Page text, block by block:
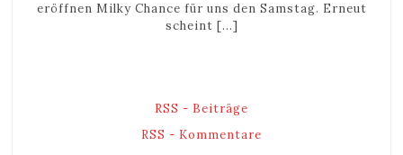
eröffnen Milky Chance für uns den Samstag. Erneut
scheint […]
RSS - Beiträge
RSS - Kommentare